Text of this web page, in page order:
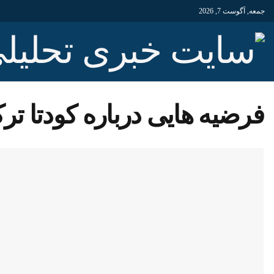
جمعه, آگوست 7, 2026
فرضیه هایی درباره کودتا